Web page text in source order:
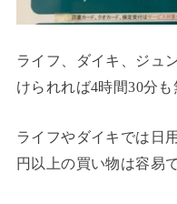
ライフ、ダイキ、ジュ
けられれば4時間30分も
ライフやダイキでは日
円以上の買い物は容易